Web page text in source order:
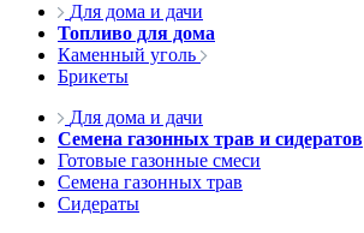
Для дома и дачи
Топливо для дома
Каменный уголь
Брикеты
Для дома и дачи
Семена газонных трав и сидератов
Готовые газонные смеси
Семена газонных трав
Сидераты